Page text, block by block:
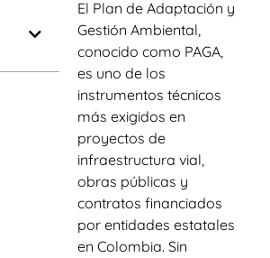
El Plan de Adaptación y
Gestión Ambiental,
conocido como PAGA,
es uno de los
instrumentos técnicos
más exigidos en
proyectos de
infraestructura vial,
obras públicas y
contratos financiados
por entidades estatales
en Colombia. Sin